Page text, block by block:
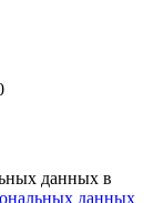
данных в
данных